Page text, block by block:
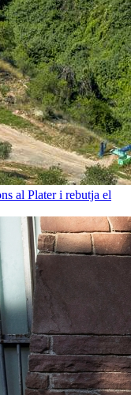
al Plater i rebutja el